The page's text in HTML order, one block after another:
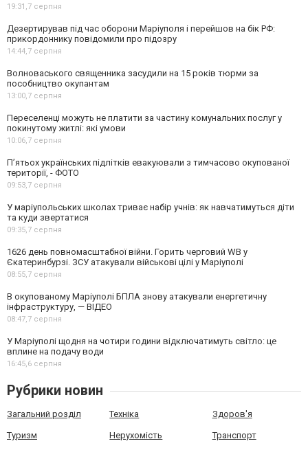
19:31,7 серпня
Дезертирував під час оборони Маріуполя і перейшов на бік РФ:
прикордоннику повідомили про підозру
14:44,7 серпня
Волноваського священника засудили на 15 років тюрми за
пособництво окупантам
13:00,7 серпня
Переселенці можуть не платити за частину комунальних послуг у
покинутому житлі: які умови
10:06,7 серпня
П’ятьох українських підлітків евакуювали з тимчасово окупованої
території, - ФОТО
09:53,7 серпня
У маріупольських школах триває набір учнів: як навчатимуться діти
та куди звертатися
09:35,7 серпня
1626 день повномасштабної війни. Горить черговий WB у
Єкатеринбурзі. ЗСУ атакували військові цілі у Маріуполі
08:55,7 серпня
В окупованому Маріуполі БПЛА знову атакували енергетичну
інфраструктуру, — ВІДЕО
08:47,7 серпня
У Маріуполі щодня на чотири години відключатимуть світло: це
вплине на подачу води
16:45,6 серпня
Рубрики новин
Загальний розділ Техніка Здоров'я
Туризм Нерухомість Транспорт